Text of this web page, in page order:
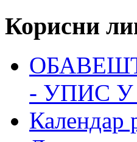
Корисни
- УПИС У
Календар